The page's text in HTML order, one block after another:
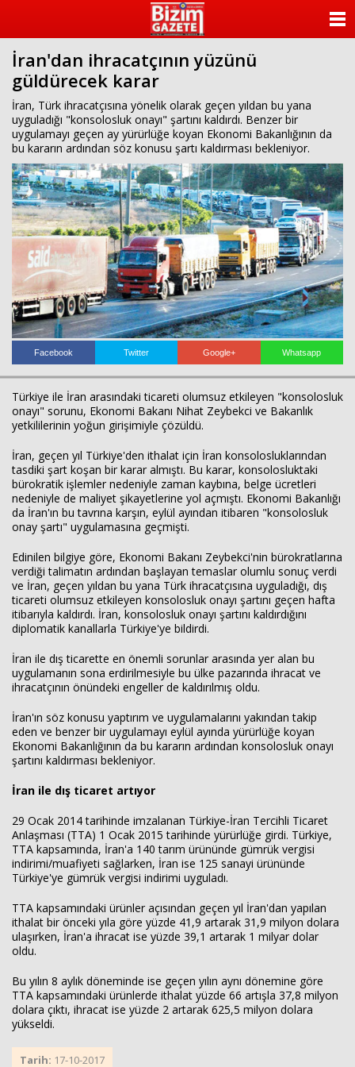
İran'dan ihracatçının yüzünü
güldürecek karar
İran, Türk ihracatçısına yönelik olarak geçen yıldan bu yana
uyguladığı "konsolosluk onayı" şartını kaldırdı. Benzer bir
uygulamayı geçen ay yürürlüğe koyan Ekonomi Bakanlığının da
bu kararın ardından söz konusu şartı kaldırması bekleniyor.
Facebook Twitter Google+ Whatsapp
Türkiye ile İran arasındaki ticareti olumsuz etkileyen "konsolosluk
onayı" sorunu, Ekonomi Bakanı Nihat Zeybekci ve Bakanlık
yetkililerinin yoğun girişimiyle çözüldü.
İran, geçen yıl Türkiye'den ithalat için İran konsolosluklarından
tasdiki şart koşan bir karar almıştı. Bu karar, konsolosluktaki
bürokratik işlemler nedeniyle zaman kaybına, belge ücretleri
nedeniyle de maliyet şikayetlerine yol açmıştı. Ekonomi Bakanlığı
da İran'ın bu tavrına karşın, eylül ayından itibaren "konsolosluk
onay şartı" uygulamasına geçmişti.
Edinilen bilgiye göre, Ekonomi Bakanı Zeybekci'nin bürokratlarına
verdiği talimatın ardından başlayan temaslar olumlu sonuç verdi
ve İran, geçen yıldan bu yana Türk ihracatçısına uyguladığı, dış
ticareti olumsuz etkileyen konsolosluk onayı şartını geçen hafta
itibarıyla kaldırdı. İran, konsolosluk onayı şartını kaldırdığını
diplomatik kanallarla Türkiye'ye bildirdi.
İran ile dış ticarette en önemli sorunlar arasında yer alan bu
uygulamanın sona erdirilmesiyle bu ülke pazarında ihracat ve
ihracatçının önündeki engeller de kaldırılmış oldu.
İran'ın söz konusu yaptırım ve uygulamalarını yakından takip
eden ve benzer bir uygulamayı eylül ayında yürürlüğe koyan
Ekonomi Bakanlığının da bu kararın ardından konsolosluk onayı
şartını kaldırması bekleniyor.
İran ile dış ticaret artıyor
29 Ocak 2014 tarihinde imzalanan Türkiye-İran Tercihli Ticaret
Anlaşması (TTA) 1 Ocak 2015 tarihinde yürürlüğe girdi. Türkiye,
TTA kapsamında, İran'a 140 tarım ürününde gümrük vergisi
indirimi/muafiyeti sağlarken, İran ise 125 sanayi ürününde
Türkiye'ye gümrük vergisi indirimi uyguladı.
TTA kapsamındaki ürünler açısından geçen yıl İran'dan yapılan
ithalat bir önceki yıla göre yüzde 41,9 artarak 31,9 milyon dolara
ulaşırken, İran'a ihracat ise yüzde 39,1 artarak 1 milyar dolar
oldu.
Bu yılın 8 aylık döneminde ise geçen yılın aynı dönemine göre
TTA kapsamındaki ürünlerde ithalat yüzde 66 artışla 37,8 milyon
dolara çıktı, ihracat ise yüzde 2 artarak 625,5 milyon dolara
yükseldi.
Tarih: 17-10-2017
KATEGORİLER
ANKETLER
FOTO GALERİ
VİDEO GALERİ
KÜNYE
İLETİŞİM
Haberin Doğru Adresi.